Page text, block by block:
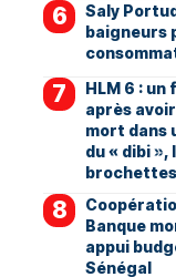
Saly
baigneurs
HLM 6 :
après
mort dans
du « dibi
Banque
appui
Sénégal